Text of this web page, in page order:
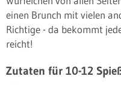
einen Brunch mit vielen
Richtige - da bekommt
reicht!
Zutaten für 10-12